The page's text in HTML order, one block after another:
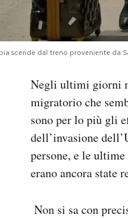
scende dal treno proveniente da
Negli ultimi giorni
migratorio che
sono per lo più gli
dell’invasione
persone, e le
erano ancora state
Non si sa con